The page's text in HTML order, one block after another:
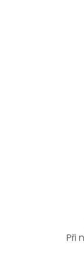
Při